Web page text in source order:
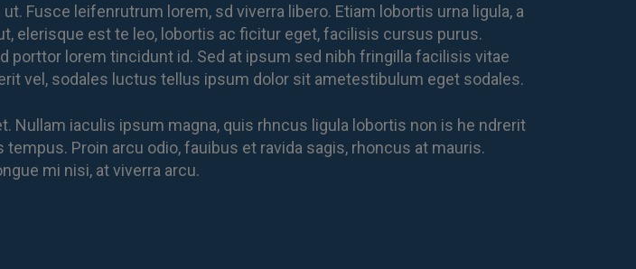
Fusce leifenrutrum lorem, sd viverra libero. Etiam lobortis urna ligula, a
elerisque est te leo, lobortis ac ficitur eget, facilisis cursus purus.
lorem tincidunt id. Sed at ipsum sed nibh fringilla facilisis vitae
vel, sodales luctus tellus ipsum dolor sit ametestibulum eget sodales.
Nullam iaculis ipsum magna, quis rhncus ligula lobortis non is he ndrerit
Proin arcu odio, fauibus et ravida sagis, rhoncus at mauris.
mi nisi, at viverra arcu.